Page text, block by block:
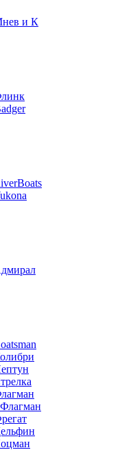
и К
Флагман